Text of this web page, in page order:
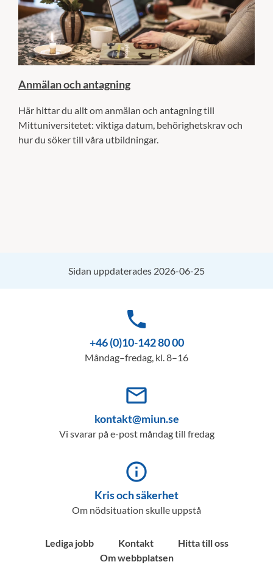
Anmälan och antagning
Här hittar du allt om anmälan och antagning till
Mittuniversitetet: viktiga datum, behörighetskrav och
hur du söker till våra utbildningar.
Sidan uppdaterades 2026-06-25
phone
+46 (0)10-142 80 00
Måndag–fredag, kl. 8–16
mail_outline
kontakt@miun.se
Vi svarar på e-post måndag till fredag
info_outline
Kris och säkerhet
Om nödsituation skulle uppstå
Lediga jobb Kontakt
Hitta till oss
Om webbplatsen